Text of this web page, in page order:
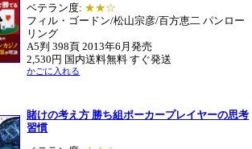
ベテラン度: ★★☆
フィル・ゴードン/松山宗彦/百方恵二 パンロー
リング
A5判 398頁 2013年6月発売
2,530円 国内送料無料 すぐ発送
かごに入れる
賭けの考え方 勝ち組ポーカープレイヤーの思考
習慣